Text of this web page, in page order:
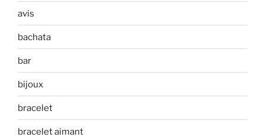
avis
bachata
bar
bijoux
bracelet
bracelet aimant